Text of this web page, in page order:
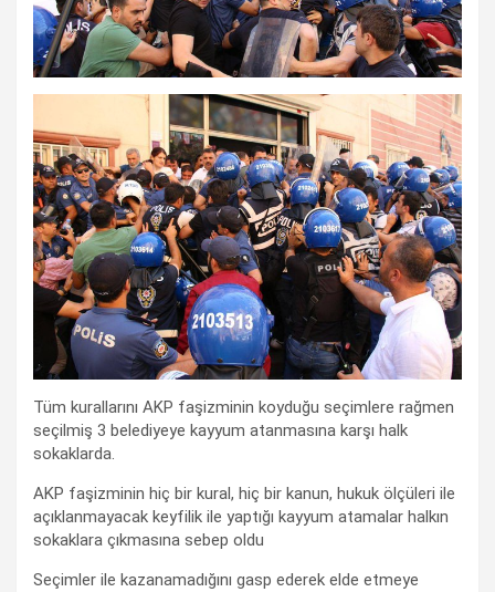
Tüm kurallarını AKP faşizminin koyduğu seçimlere rağmen
seçilmiş 3 belediyeye kayyum atanmasına karşı halk
sokaklarda.
AKP faşizminin hiç bir kural, hiç bir kanun, hukuk ölçüleri ile
açıklanmayacak keyfilik ile yaptığı kayyum atamalar halkın
sokaklara çıkmasına sebep oldu
Seçimler ile kazanamadığını gasp ederek elde etmeye